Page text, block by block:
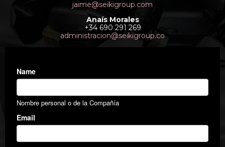
jaime@seikigroup.com
Anaís Morales
+34 690 291 269
administracion@seikigroup.co